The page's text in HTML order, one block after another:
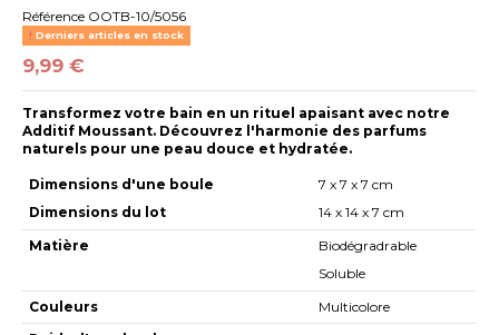
Référence OOTB-10/5056
Derniers articles en stock
9,99 €
Transformez votre bain en un rituel apaisant avec notre
Additif Moussant. Découvrez l'harmonie des parfums
naturels pour une peau douce et hydratée.
Dimensions d'une boule
Dimensions du lot
7 x 7 x 7 cm
14 x 14 x 7 cm
Matière
Biodégradrable
Soluble
Couleurs
Multicolore